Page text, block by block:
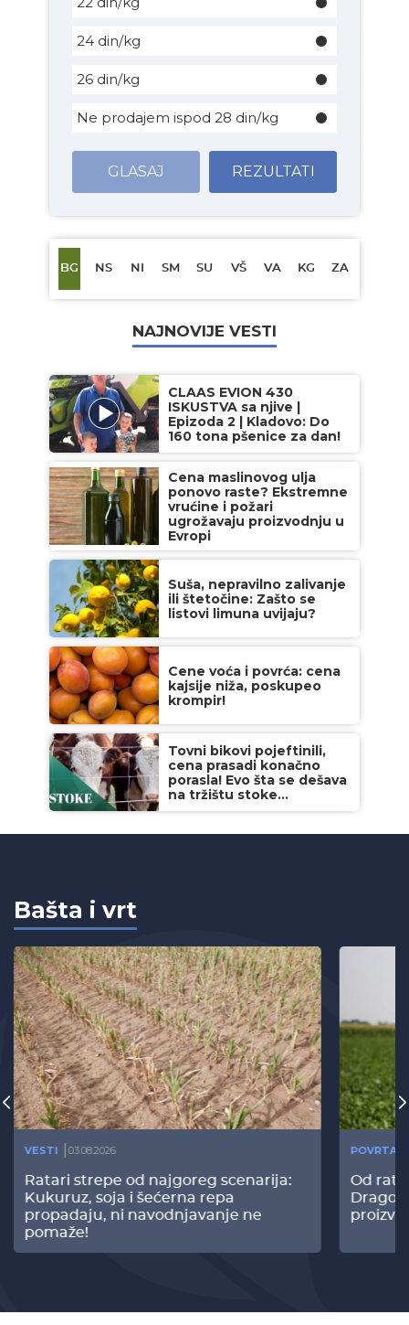
24 din/kg
26 din/kg
Ne prodajem ispod 28 din/kg
GLASAJ REZULTATI
BG NS NI SM SU VŠ VA KG ZA
NAJNOVIJE VESTI
CLAAS EVION 430
ISKUSTVA sa njive |
Epizoda 2 | Kladovo: Do
160 tona pšenice za dan!
Cena maslinovog ulja
ponovo raste? Ekstremne
vrućine i požari
ugrožavaju proizvodnju u
Evropi
Suša, nepravilno zalivanje
ili štetočine: Zašto se
listovi limuna uvijaju?
Cene voća i povrća: cena
kajsije niža, poskupeo
krompir!
Tovni bikovi pojeftinili,
cena prasadi konačno
porasla! Evo šta se dešava
na tržištu stoke...
Bašta i vrt
VESTI 03.08.2026
Ratari strepe od najgoreg scenarija:
Kukuruz, soja i šećerna repa
propadaju, ni navodnjavanje ne
pomaže!
Od